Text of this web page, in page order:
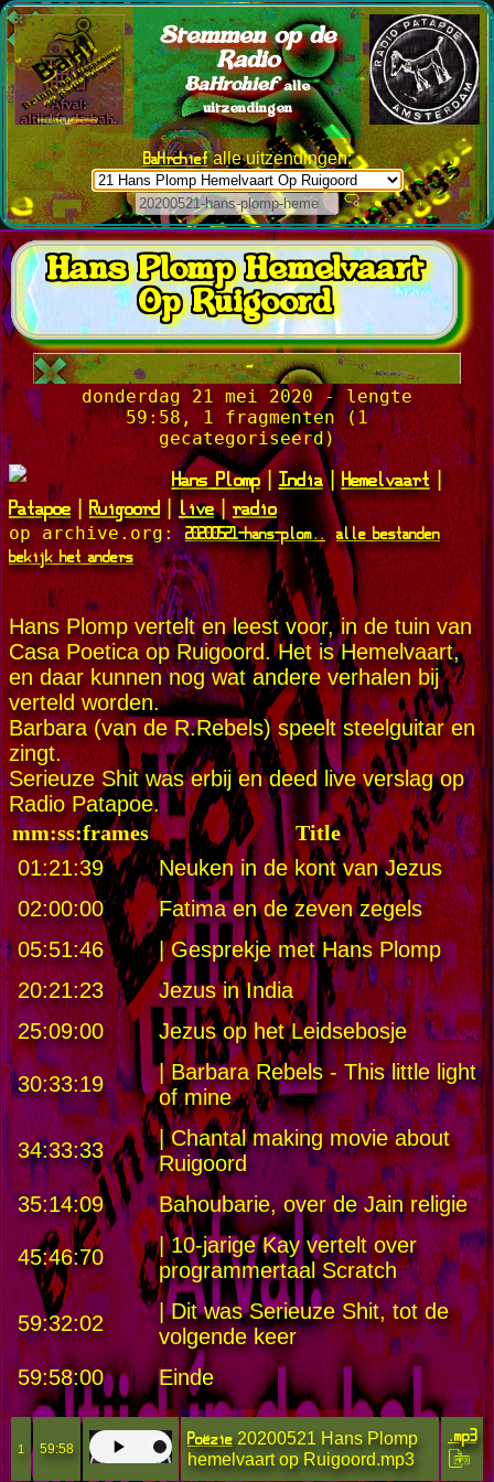
Stemmen op de
Radio
BaHrchief alle
uitzendingen
BaHrchiefalle uitzendingen:
Hans Plomp Hemelvaart
Op Ruigoord
-
donderdag 21 mei 2020 - lengte
59:58, 1 fragmenten (1
gecategoriseerd)
Hans Plomp|India|Hemelvaart|
Patapoe|Ruigoord|live|radio
op archive.org:20200521-hans-plom.. alle bestanden
bekijk het anders
Hans Plomp vertelt en leest voor, in de tuin van
Casa Poetica op Ruigoord. Het is Hemelvaart,
en daar kunnen nog wat andere verhalen bij
verteld worden.
Barbara (van de R.Rebels) speelt steelguitar en
zingt.
Serieuze Shit was erbij en deed live verslag op
Radio Patapoe.
mm:ss:frames
Title
01:21:39
Neuken in de kont van Jezus
02:00:00
Fatima en de zeven zegels
05:51:46
| Gesprekje met Hans Plomp
20:21:23
Jezus in India
25:09:00
Jezus op het Leidsebosje
30:33:19
| Barbara Rebels - This little light
of mine
34:33:33
| Chantal making movie about
Ruigoord
35:14:09
Bahoubarie, over de Jain religie
45:46:70
| 10-jarige Kay vertelt over
programmertaal Scratch
59:32:02
| Dit was Serieuze Shit, tot de
volgende keer
59:58:00
Einde
1 59:58 Poëzie20200521 Hans Plomp
hemelvaart op Ruigoord.mp3
.mp3